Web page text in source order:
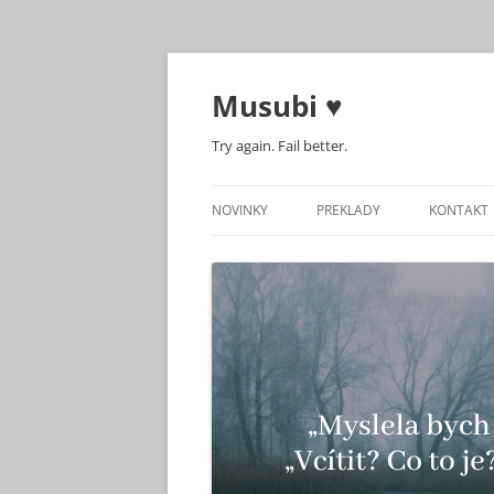
Musubi ♥
Try again. Fail better.
NOVINKY PREKLADY
SERIÁLY
KONTAKT